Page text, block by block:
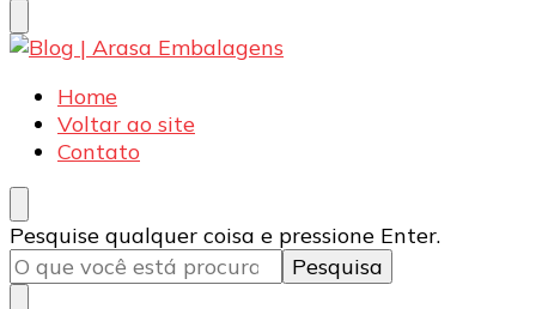
Blog | Arasa Embalagens
Confira conteúdos sobre embalagens para pizzas,
doces e salgados. Tudo para seu comércio com a
qualidade Arasa. Leia nossos conteúdos!
Home
Voltar ao site
Contato
Procurando
algo?
Pesquise qualquer coisa e pressione Enter.